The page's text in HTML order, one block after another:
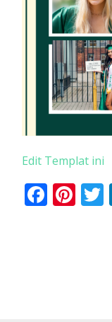
Edit Templat ini